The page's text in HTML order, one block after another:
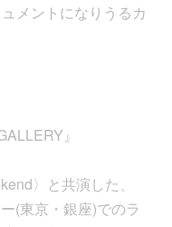
メントになりうるカ
』
〉と共演した、
(東京・銀座)でのラ